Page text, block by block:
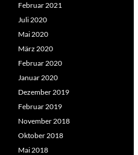
Februar 2021
Juli 2020
Mai 2020
März 2020
Februar 2020
Januar 2020
Dezember 2019
Februar 2019
November 2018
Oktober 2018
Mai 2018